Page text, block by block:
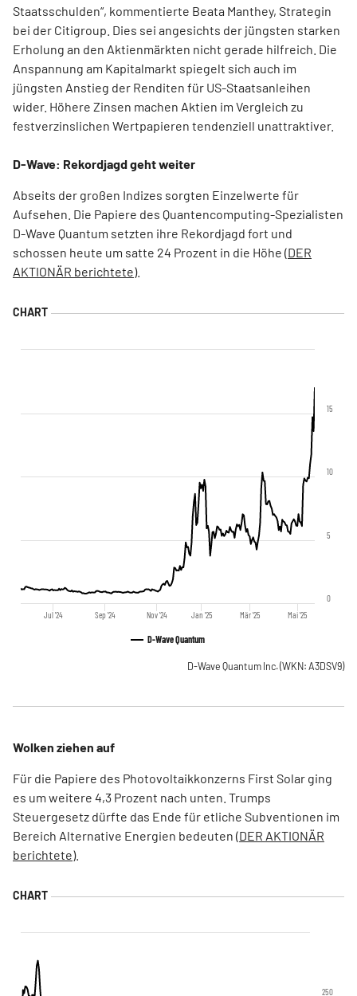
Staatsschulden“, kommentierte Beata Manthey, Strategin
bei der Citigroup. Dies sei angesichts der jüngsten starken
Erholung an den Aktienmärkten nicht gerade hilfreich. Die
Anspannung am Kapitalmarkt spiegelt sich auch im
jüngsten Anstieg der Renditen für US-Staatsanleihen
wider. Höhere Zinsen machen Aktien im Vergleich zu
festverzinslichen Wertpapieren tendenziell unattraktiver.
D-Wave: Rekordjagd geht weiter
Abseits der großen Indizes sorgten Einzelwerte für
Aufsehen. Die Papiere des Quantencomputing-Spezialisten
D-Wave Quantum setzten ihre Rekordjagd fort und
schossen heute um satte 24 Prozent in die Höhe (DER
AKTIONÄR berichtete).
D-Wave Quantum
Jul '24 Sep '24 Nov '24 Jan '25 Mär '25 Mai '25
0
5
10
15
D-Wave Quantum Inc.(WKN: A3DSV9)
Wolken ziehen auf
Für die Papiere des Photovoltaikkonzerns First Solar ging
es um weitere 4,3 Prozent nach unten. Trumps
Steuergesetz dürfte das Ende für etliche Subventionen im
Bereich Alternative Energien bedeuten (DER AKTIONÄR
berichtete).
250